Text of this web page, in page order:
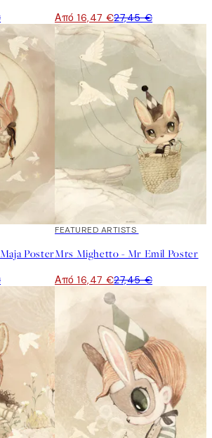
Από 16,47 €27,45 €
Poster
40%*
FEATURED ARTISTS
Mrs Mighetto - Mr Emil Poster
Από 16,47 €27,45 €